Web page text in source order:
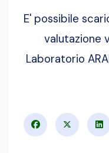
E' possibile
valutazione
Laboratorio